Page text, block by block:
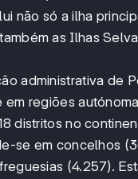
não só a ilha
as Ilhas
administrativa de
em regiões
distritos no
se em concelhos
(4.257).